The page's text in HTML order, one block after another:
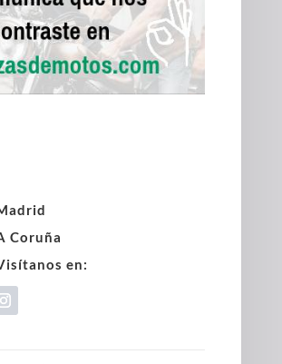
Coruña
en: